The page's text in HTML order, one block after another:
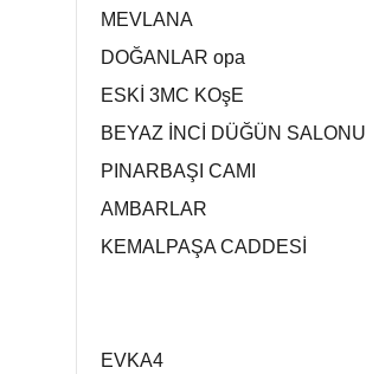
MEVLANA
DOĞANLAR opa
ESKİ 3MC KOşE
BEYAZ İNCİ DÜĞÜN SALONU
PINARBAŞI CAMI
AMBARLAR
KEMALPAŞA CADDESİ
EVKA4